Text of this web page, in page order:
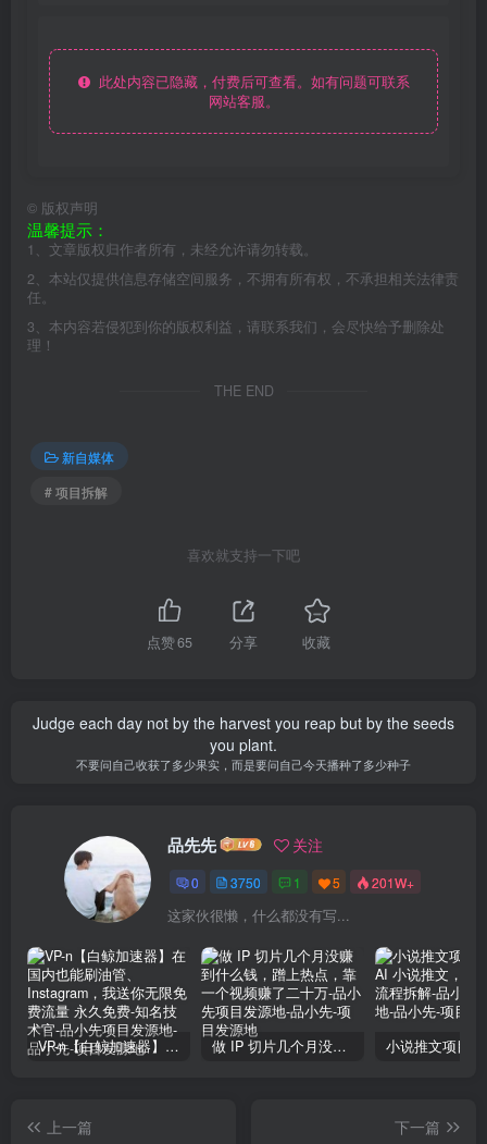
此处内容已隐藏，付费后可查看。如有问题可联系
网站客服。
© 版权声明
温馨提示：
1、文章版权归作者所有，未经允许请勿转载。
2、本站仅提供信息存储空间服务，不拥有所有权，不承担相关法律责
任。
3、本内容若侵犯到你的版权利益，请联系我们，会尽快给予删除处
理！
THE END
新自媒体
# 项目拆解
喜欢就支持一下吧
点赞65 分享 收藏
Judge each day not by the harvest you reap but by the seeds
you plant.
不要问自己收获了多少果实，而是要问自己今天播种了多少种子
品先先 关注
0 3750 1 5 201W+
这家伙很懒，什么都没有写...
VP-n【白鲸加速器】在国内也能刷油管、Instagram，我送你无限免费流量 永久免费-知名技术官-品小先项目发源地 做 IP 切片几个月没赚到什么钱，蹭上热点，靠一个视频赚了二十万-品小先项目发源地
上一篇
下一篇